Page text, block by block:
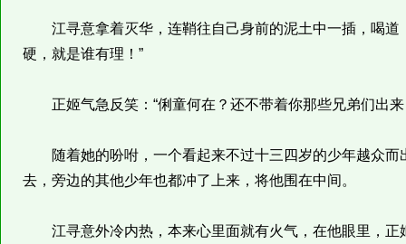
江寻意拿着灭华，连鞘往自己身前的泥土中一插，喝道
硬，就是谁有理！”
正姬气急反笑：“俐童何在？还不带着你那些兄弟们出来
随着她的吩咐，一个看起来不过十三四岁的少年越众而
去，旁边的其他少年也都冲了上来，将他围在中间。
江寻意外冷内热，本来心里面就有火气，在他眼里，正